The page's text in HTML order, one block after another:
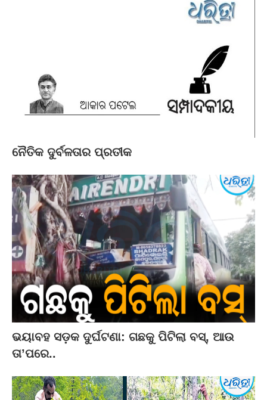
ନୈତିକ ଦୁର୍ବଳତାର ପ୍ରତୀକ
ଭୟାବହ ସଡ଼କ ଦୁର୍ଘଟଣା: ଗଛକୁ ପିଟିଲା ବସ୍‌, ଆଉ
ତା’ପରେ..